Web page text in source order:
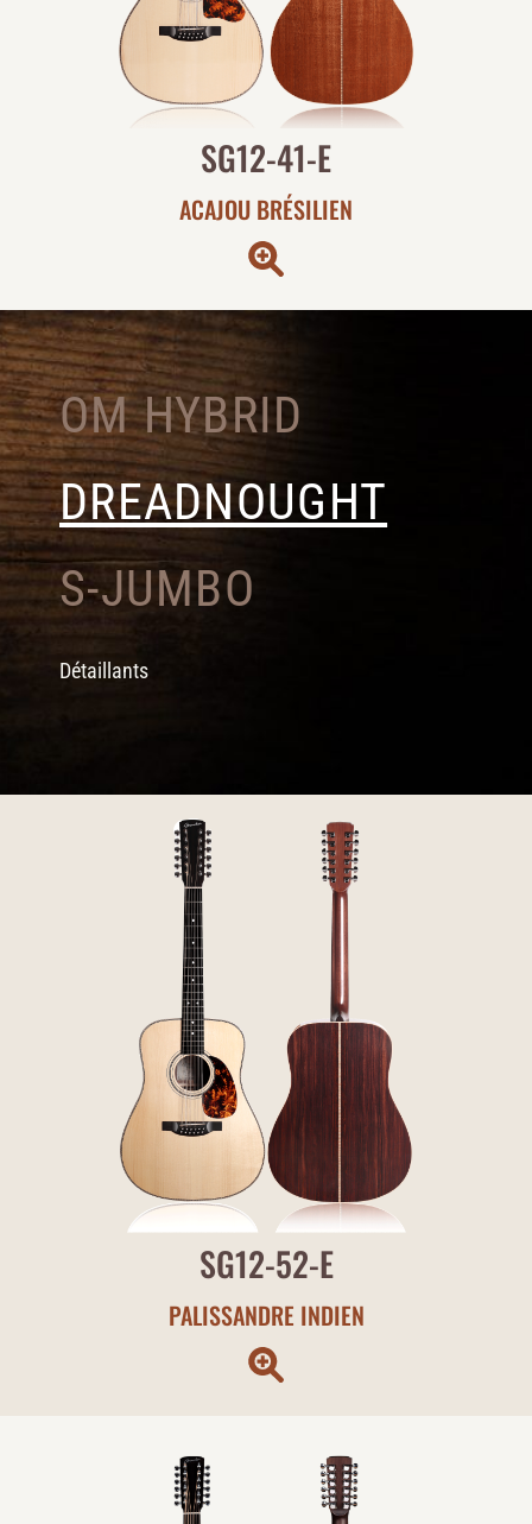
SG12-41-E
ACAJOU BRÉSILIEN
OM HYBRID
DREADNOUGHT
S-JUMBO
Détaillants
SG12-52-E
PALISSANDRE INDIEN